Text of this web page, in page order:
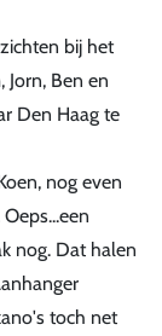
bij het
Jorn, Ben en
Den Haag te
nog even
nog. Dat halen
toch net